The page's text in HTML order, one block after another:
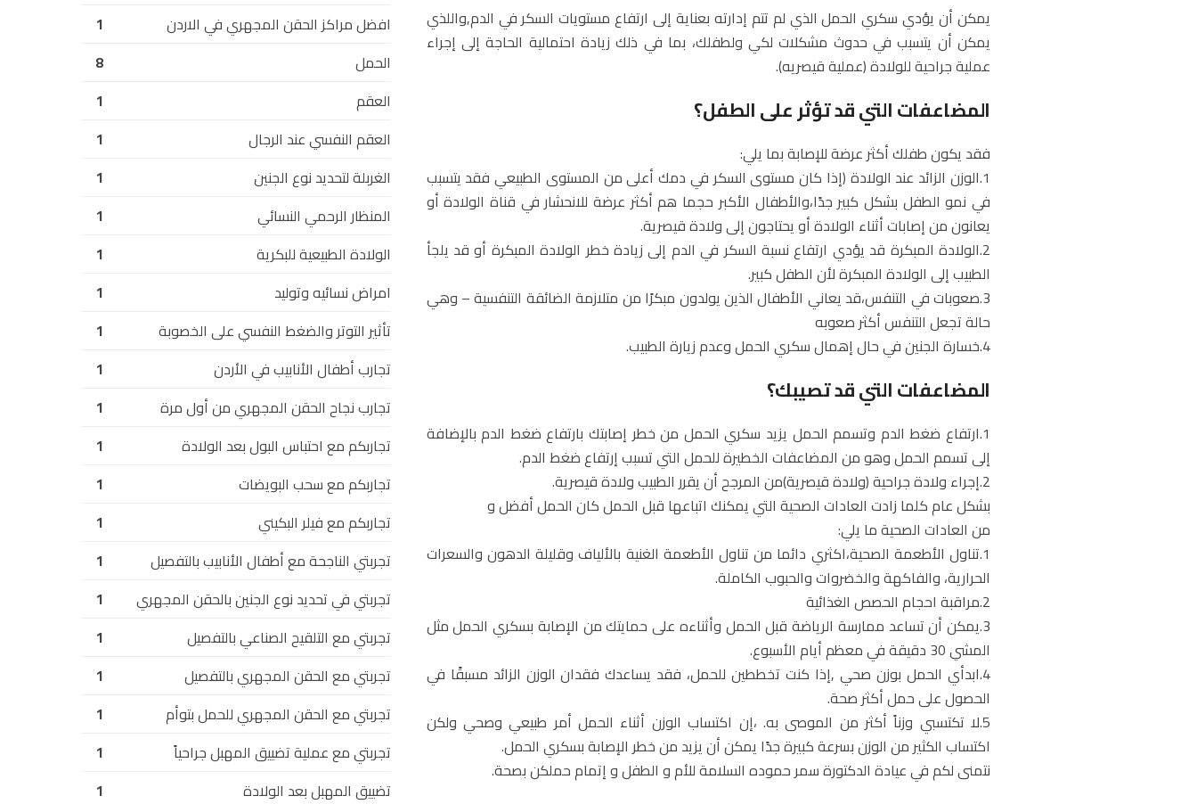
يمكن أن يؤدي سكري الحمل الذي لم تتم إدارته بعناية إلى ارتفاع مستويات السكر في الدم,واللذي
يمكن أن يتسبب في حدوث مشكلات لكي ولطفلك، بما في ذلك زيادة احتمالية الحاجة إلى إجراء
عملية جراحية للولادة (عملية قيصريه).
المضاعفات التي قد تؤثر على الطفل؟
فقد يكون طفلك أكثر عرضة للإصابة بما يلي:
1.الوزن الزائد عند الولادة (إذا كان مستوى السكر في دمك أعلى من المستوى الطبيعي فقد يتسبب
في نمو الطفل بشكل كبير جدًا،والأطفال الأكبر حجما هم أكثر عرضة للانحشار في قناة الولادة أو
يعانون من إصابات أثناء الولادة أو يحتاجون إلى ولادة قيصرية.
2.الولادة المبكرة قد يؤدي ارتفاع نسبة السكر في الدم إلى زيادة خطر الولادة المبكرة أو قد يلجأ
الطبيب إلى الولادة المبكرة لأن الطفل كبير.
3.صعوبات في التنفس،قد يعاني الأطفال الذين يولدون مبكرًا من متلازمة الضائقة التنفسية – وهي
حالة تجعل التنفس أكثر صعوبه
4.خسارة الجنين في حال إهمال سكري الحمل وعدم زيارة الطبيب.
المضاعفات التي قد تصيبك؟
1.ارتفاع ضغط الدم وتسمم الحمل يزيد سكري الحمل من خطر إصابتك بارتفاع ضغط الدم بالإضافة
إلى تسمم الحمل وهو من المضاعفات الخطيرة للحمل التي تسبب إرتفاع ضغط الدم.
2.إجراء ولادة جراحية (ولادة قيصرية)من المرجح أن يقرر الطبيب ولادة قيصرية.
بشكل عام كلما زادت العادات الصحية التي يمكنك اتباعها قبل الحمل كان الحمل أفضل و
من العادات الصحية ما يلي:
1.تناول الأطعمة الصحية،اكثري دائما من تناول الأطعمة الغنية بالألياف وقليلة الدهون والسعرات
الحرارية، والفاكهة والخضروات والحبوب الكاملة.
2.مراقبة احجام الحصص الغذائية
3.يمكن أن تساعد ممارسة الرياضة قبل الحمل وأثناءه على حمايتك من الإصابة بسكري الحمل مثل
المشي 30 دقيقة في معظم أيام الأسبوع.
4.ابدأي الحمل بوزن صحي ,إذا كنت تخططين للحمل، فقد يساعدك فقدان الوزن الزائد مسبقًا في
الحصول على حمل أكثر صحة.
5.لا تكتسبي وزناً أكثر من الموصى به. ،إن اكتساب الوزن أثناء الحمل أمر طبيعي وصحي ولكن
اكتساب الكثير من الوزن بسرعة كبيرة جدًا يمكن أن يزيد من خطر الإصابة بسكري الحمل.
نتمنى لكم في عيادة الدكتورة سمر حموده السلامة للأم و الطفل و إتمام حملكن بصحة.
افضل مراكز الحقن المجهري في الاردن
1
الحمل
8
العقم
1
العقم النفسي عند الرجال
1
الغربلة لتحديد نوع الجنين
1
المنظار الرحمي النسائي
1
الولادة الطبيعية للبكرية
1
امراض نسائيه وتوليد
1
تأثير التوتر والضغط النفسي على الخصوبة
1
تجارب أطفال الأنابيب في الأردن
1
تجارب نجاح الحقن المجهري من أول مرة
1
تجاربكم مع احتباس البول بعد الولادة
1
تجاربكم مع سحب البويضات
1
تجاربكم مع فيلر البكيني
1
تجربتي الناجحة مع أطفال الأنابيب بالتفصيل
1
تجربتي في تحديد نوع الجنين بالحقن المجهري
1
تجربتي مع التلقيح الصناعي بالتفصيل
1
تجربتي مع الحقن المجهري بالتفصيل
1
تجربتي مع الحقن المجهري للحمل بتوأم
1
تجربتي مع عملية تضييق المهبل جراحياً
1
تضييق المهبل بعد الولادة
1